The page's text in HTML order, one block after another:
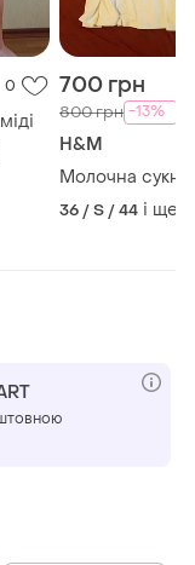
0 700 грн
800 грн -13%
H&M
Молочна сукня
36 / S / 44 і ще